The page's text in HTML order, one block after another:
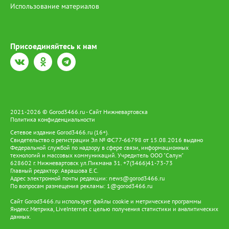
Использование материалов
Присоединяйтесь к нам
2021-2026 © Gorod3466.ru - Сайт Нижневартовска
Политика конфиденциальности
Сетевое издание Gorod3466.ru (16+).
Свидетельство о регистрации Эл № ФС77-66798 от 15.08.2016 выдано
Федеральной службой по надзору в сфере связи, информационных
технологий и массовых коммуникаций. Учредитель ООО "Салун"
628602 г. Нижневартовск ул.Пикмана 31. +7(3466)41-73-73
Главный редактор: Аврашова Е.С.
Адрес электронной почты редакции: news@gorod3466.ru
По вопросам размещения рекламы: 1@gorod3466.ru
Сайт Gorod3466.ru использует файлы cookie и метрические программы
Яндекс.Метрика, LiveInternet с целью получения статистики и аналитических
данных.